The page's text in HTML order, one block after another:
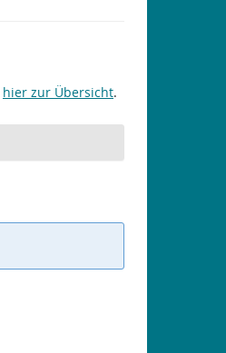
hier zur Übersicht.